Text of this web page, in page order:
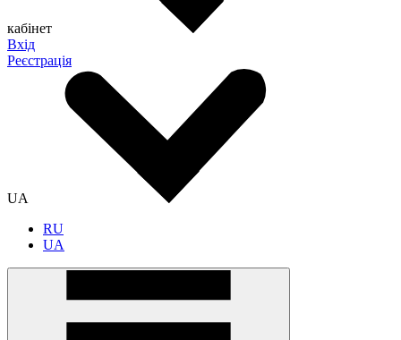
кабінет
Вхід
Реєстрація
UA
RU
UA